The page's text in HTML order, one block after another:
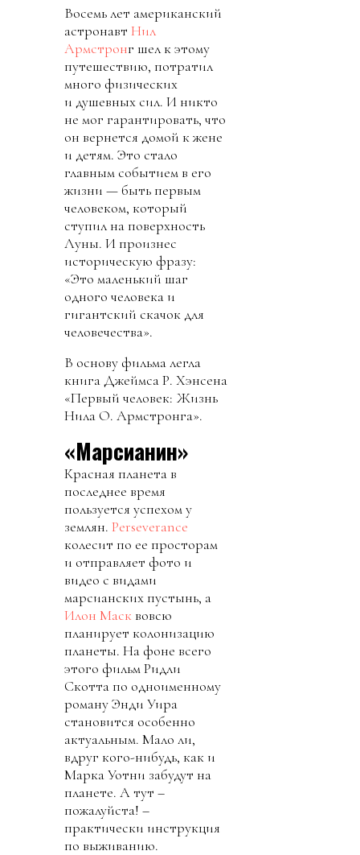
Восемь лет американский
астронавт Нил
Армстронг шел к этому
путешествию, потратил
много физических
и душевных сил. И никто
не мог гарантировать, что
он вернется домой к жене
и детям. Это стало
главным событием в его
жизни — быть первым
человеком, который
ступил на поверхность
Луны. И произнес
историческую фразу:
«Это маленький шаг
одного человека и
гигантский скачок для
человечества».
В основу фильма легла
книга Джеймса Р. Хэнсена
«Первый человек: Жизнь
Нила О. Армстронга».
«Марсианин»
Красная планета в
последнее время
пользуется успехом у
землян. Perseverance
колесит по ее просторам
и отправляет фото и
видео с видами
марсианских пустынь, а
Илон Маск вовсю
планирует колонизацию
планеты. На фоне всего
этого фильм Ридли
Скотта по одноименному
роману Энди Уира
становится особенно
актуальным. Мало ли,
вдруг кого-нибудь, как и
Марка Уотни забудут на
планете. А тут –
пожалуйста! –
практически инструкция
по выживанию.